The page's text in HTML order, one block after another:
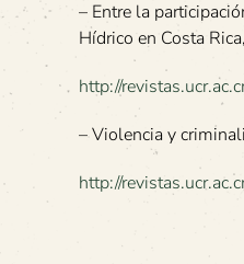
– Entre la
Hídrico en Costa
http://
– Violencia y
http://